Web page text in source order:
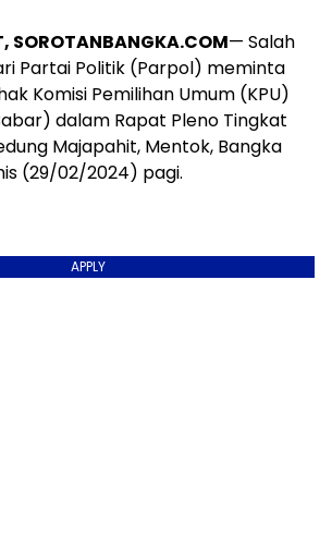
SOROTANBANGKA.COM— Salah
Partai Politik (Parpol) meminta
Komisi Pemilihan Umum (KPU)
dalam Rapat Pleno Tingkat
Majapahit, Mentok, Bangka
(29/02/2024) pagi.
APPLY